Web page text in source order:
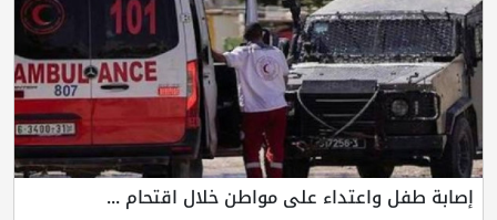
إصابة طفل واعتداء على مواطن خلال اقتحام ...